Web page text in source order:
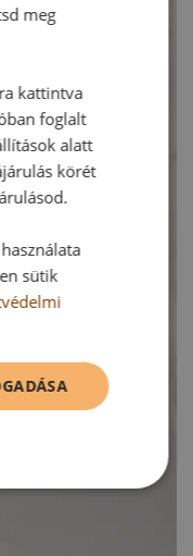
meg
kattintva
foglalt
alatt
körét
sütik